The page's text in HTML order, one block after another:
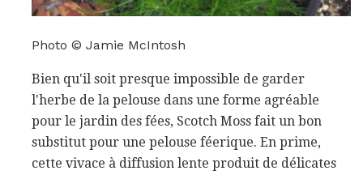
Photo © Jamie McIntosh
Bien qu'il soit presque impossible de garder
l'herbe de la pelouse dans une forme agréable
pour le jardin des fées, Scotch Moss fait un bon
substitut pour une pelouse féerique. En prime,
cette vivace à diffusion lente produit de délicates